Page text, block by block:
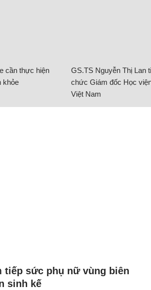
cần thực hiện
khỏe
GS.TS Nguyễn Thị Lan
chức Giám đốc Học
Việt Nam
tiếp sức phụ nữ vùng biên
sinh kế